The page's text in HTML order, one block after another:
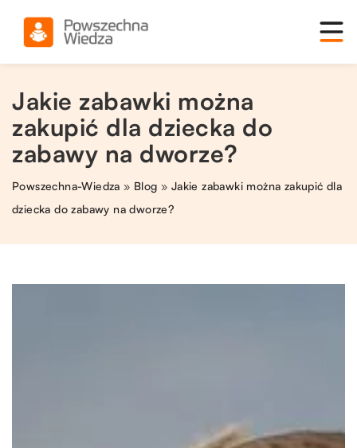
Jakie zabawki można
zakupić dla dziecka do
zabawy na dworze?
Powszechna-Wiedza » Blog » Jakie zabawki można zakupić dla
dziecka do zabawy na dworze?